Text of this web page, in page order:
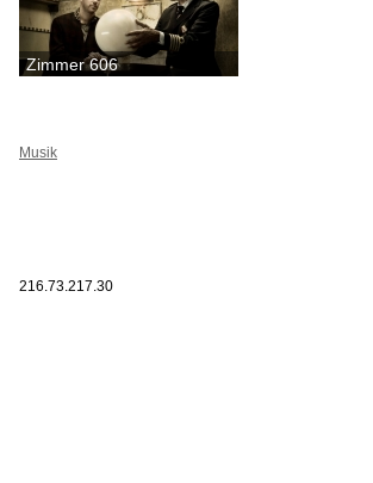
Zimmer 606
Musik
216.73.217.30